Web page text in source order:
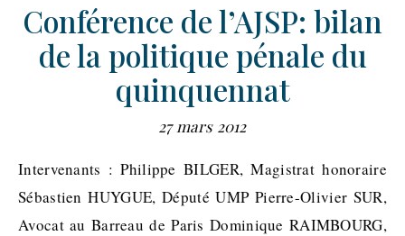
Conférence de l’AJSP: bilan
de la politique pénale du
quinquennat
27 mars 2012
Intervenants : Philippe BILGER, Magistrat honoraire
Sébastien HUYGUE, Député UMP Pierre-Olivier SUR,
Avocat au Barreau de Paris Dominique RAIMBOURG,